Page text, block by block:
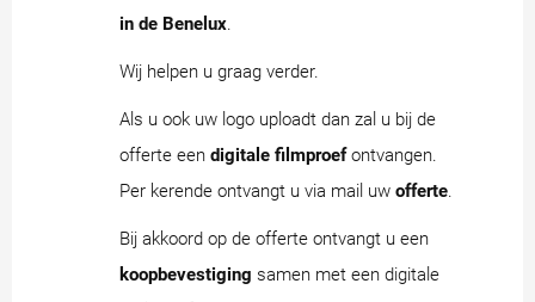
in de Benelux.
Wij helpen u graag verder.
Als u ook uw logo uploadt dan zal u bij de
offerte een digitale filmproefontvangen.
Per kerende ontvangt u via mail uw offerte.
Bij akkoord op de offerte ontvangt u een
koopbevestiging samen met een digitale